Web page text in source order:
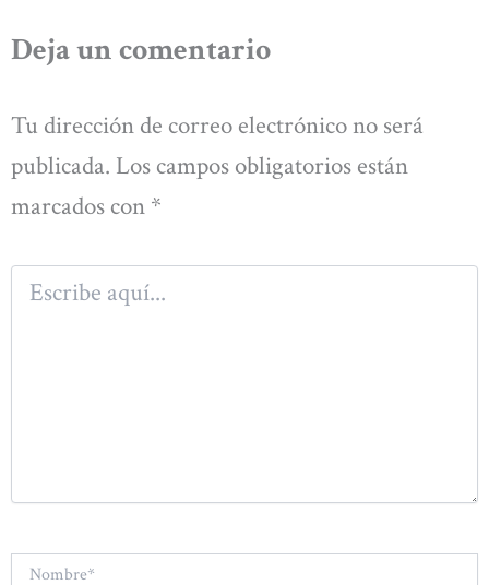
Deja un comentario
Tu dirección de correo electrónico no será
publicada. Los campos obligatorios están
marcados con *
Escribe
aquí...
Nombre*